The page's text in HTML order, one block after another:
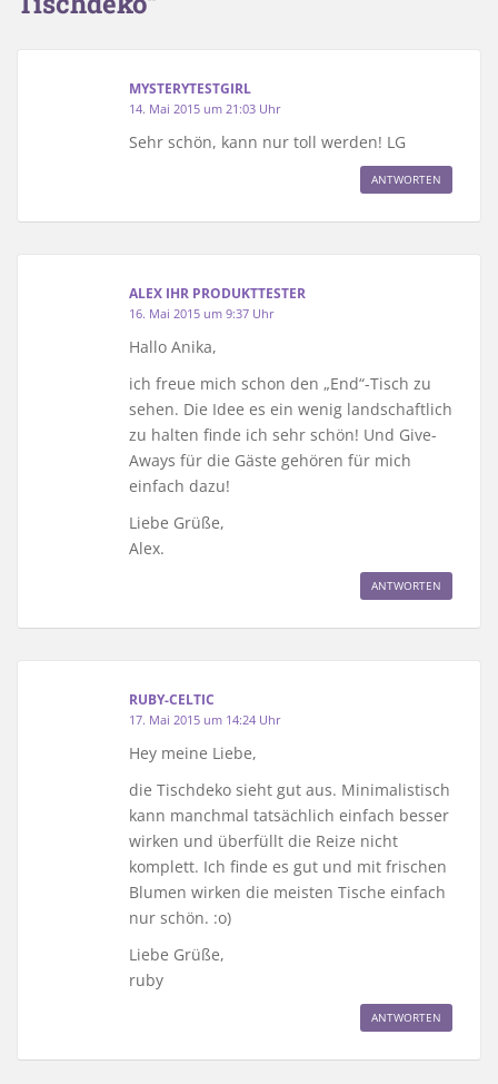
MYSTERYTESTGIRL
14. Mai 2015 um 21:03 Uhr
Sehr schön, kann nur toll werden! LG
ANTWORTEN
ALEX IHR PRODUKTTESTER
16. Mai 2015 um 9:37 Uhr
Hallo Anika,
ich freue mich schon den „End“-Tisch zu
sehen. Die Idee es ein wenig landschaftlich
zu halten finde ich sehr schön! Und Give-
Aways für die Gäste gehören für mich
einfach dazu!
Liebe Grüße,
Alex.
ANTWORTEN
RUBY-CELTIC
17. Mai 2015 um 14:24 Uhr
Hey meine Liebe,
die Tischdeko sieht gut aus. Minimalistisch
kann manchmal tatsächlich einfach besser
wirken und überfüllt die Reize nicht
komplett. Ich finde es gut und mit frischen
Blumen wirken die meisten Tische einfach
nur schön. :o)
Liebe Grüße,
ruby
ANTWORTEN